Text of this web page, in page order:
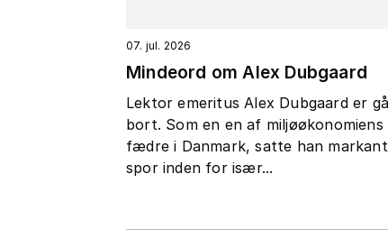
07. jul. 2026
Mindeord om Alex Dubgaard
Lektor emeritus Alex Dubgaard er
bort. Som en en af miljøøkonomiens
fædre i Danmark, satte han
spor inden for især...